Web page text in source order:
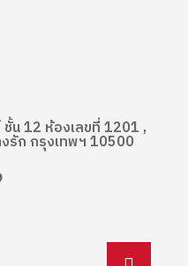
น 12 ห้องเลขที่ 1201 ,
รัก กรุงเทพฯ 10500